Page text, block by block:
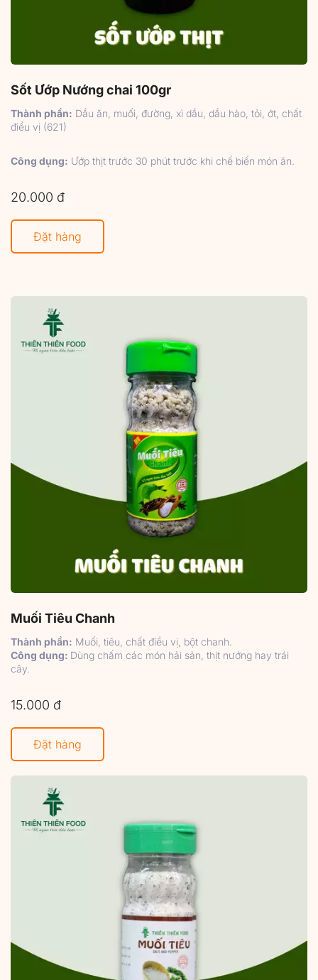
Sốt Ướp Nướng chai 100gr
Thành phần: Dầu ăn, muối, đường, xì dầu, dầu hào, tỏi, ớt, chất
điều vị (621)
Công dụng: Ướp thịt trước 30 phút trước khi chế biến món ăn.
20.000 đ
Đặt hàng
Muối Tiêu Chanh
Thành phần: Muối, tiêu, chất điều vị, bột chanh.
Công dụng: Dùng chấm các món hải sản, thịt nướng hay trái
cây.
15.000 đ
Đặt hàng